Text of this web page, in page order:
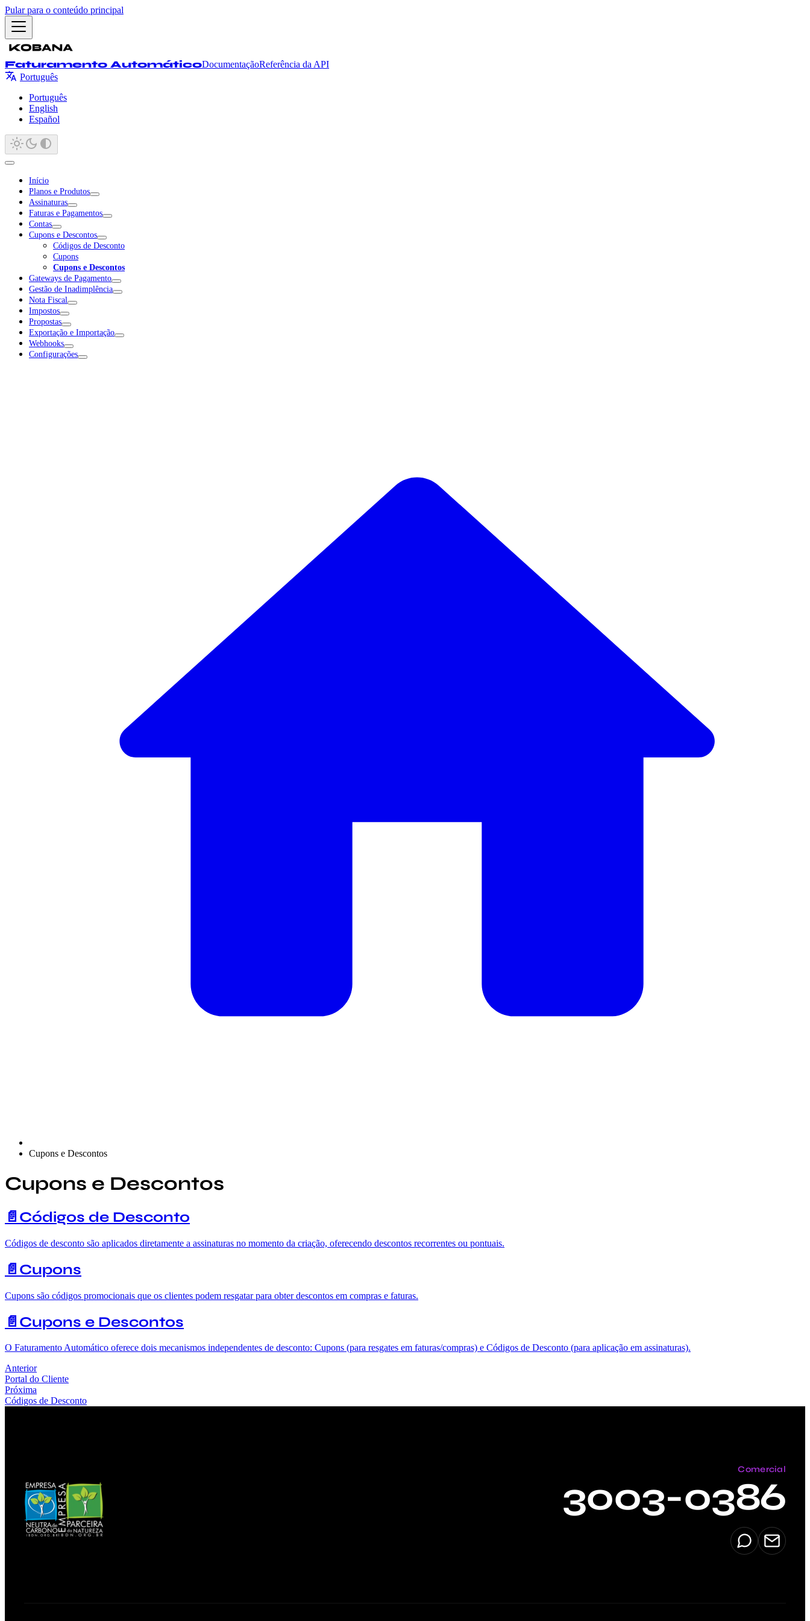
Pular para o conteúdo principal
Faturamento AutomáticoDocumentaçãoReferência da API
Português
Português
English
Español
Início
Planos e Produtos
Assinaturas
Faturas e Pagamentos
Contas
Cupons e Descontos
Códigos de Desconto
Cupons
Cupons e Descontos
Gateways de Pagamento
Gestão de Inadimplência
Nota Fiscal
Impostos
Propostas
Exportação e Importação
Webhooks
Configurações
Cupons e Descontos
Cupons e Descontos
📄️ Códigos de Desconto
Códigos de desconto são aplicados diretamente a assinaturas no momento da criação, oferecendo descontos recorrentes ou pontuais.
📄️ Cupons
Cupons são códigos promocionais que os clientes podem resgatar para obter descontos em compras e faturas.
📄️ Cupons e Descontos
O Faturamento Automático oferece dois mecanismos independentes de desconto: Cupons (para resgates em faturas/compras) e Códigos de Desconto (para aplicação em assinaturas).
Anterior
Portal do Cliente
Próxima
Códigos de Desconto
Comercial
3003-0386